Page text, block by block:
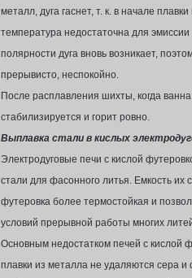
металл, дуга гаснет, т. к. в начале
температура недостаточна для
полярности дуга вновь возникает,
прерывисто, неспокойно.
После расплавления шихты, когда
стабилизируется и горит ровно.
Выплавка стали в кислых
Электродуговые печи с кислой
стали для фасонного литья. Емкость их
футеровка более термостойкая и
условий прерывной работы многих
Основным недостатком печей с кислой
плавки из металла не удаляются сера